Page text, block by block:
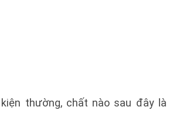
thường, chất nào sau đây là